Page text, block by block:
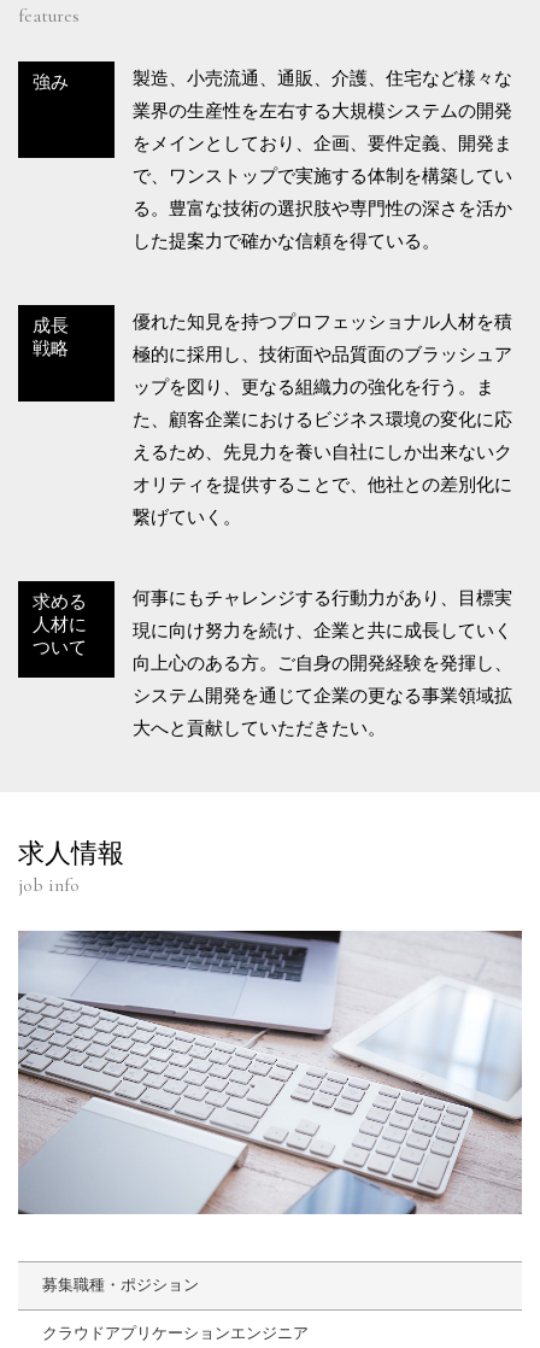
features
強み
製造、小売流通、通販、介護、住宅など様々な
業界の生産性を左右する大規模システムの開発
をメインとしており、企画、要件定義、開発ま
で、ワンストップで実施する体制を構築してい
る。豊富な技術の選択肢や専門性の深さを活か
した提案力で確かな信頼を得ている。
成長
戦略
優れた知見を持つプロフェッショナル人材を積
極的に採用し、技術面や品質面のブラッシュア
ップを図り、更なる組織力の強化を行う。ま
た、顧客企業におけるビジネス環境の変化に応
えるため、先見力を養い自社にしか出来ないク
オリティを提供することで、他社との差別化に
繋げていく。
求める
人材に
ついて
何事にもチャレンジする行動力があり、目標実
現に向け努力を続け、企業と共に成長していく
向上心のある方。ご自身の開発経験を発揮し、
システム開発を通じて企業の更なる事業領域拡
大へと貢献していただきたい。
求人情報
job info
募集職種・ポジション
クラウドアプリケーションエンジニア